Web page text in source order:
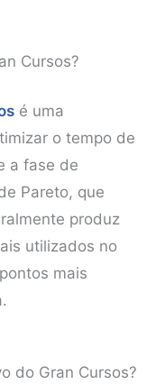
Cursos?
é uma
o tempo de
a fase de
Pareto, que
produz
utilizados no
mais
do Gran Cursos?